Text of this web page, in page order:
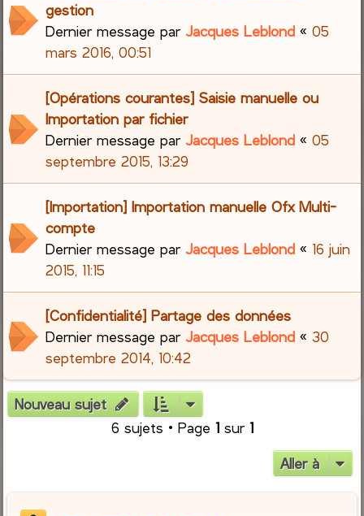
gestion
Dernier message parJacques Leblond «05
mars 2016, 00:51
[Opérations courantes] Saisie manuelle ou
Importation par fichier
Dernier message parJacques Leblond «05
septembre 2015, 13:29
[Importation] Importation manuelle Ofx Multi-
compte
Dernier message parJacques Leblond « 16 juin
2015, 11:15
[Confidentialité] Partage des données
Dernier message parJacques Leblond «30
septembre 2014, 10:42
Nouveau sujet
6 sujets • Page 1sur 1
Aller à